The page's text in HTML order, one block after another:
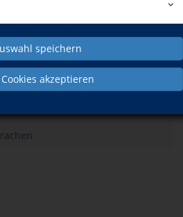
speichern
akzeptieren